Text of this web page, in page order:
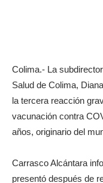
Colima.- La
Salud de Colima,
la tercera reacción
vacunación contra
años, originario del
Carrasco Alcántara
presentó después de